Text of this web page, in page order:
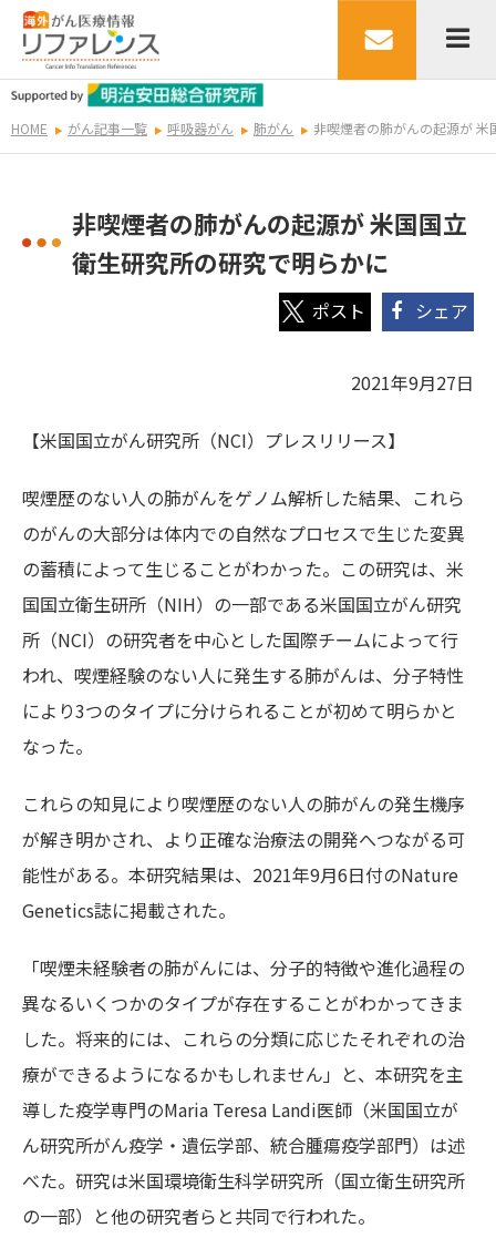
HOME がん記事一覧 呼吸器がん 肺がん 非喫煙者の肺がんの起源が
非喫煙者の肺がんの起源が 米国国立
衛生研究所の研究で明らかに
シェア
2021年9月27日
【米国国立がん研究所（NCI）プレスリリース】
喫煙歴のない人の肺がんをゲノム解析した結果、これら
のがんの大部分は体内での自然なプロセスで生じた変異
の蓄積によって生じることがわかった。この研究は、米
国国立衛生研所（NIH）の一部である米国国立がん研究
所（NCI）の研究者を中心とした国際チームによって行
われ、喫煙経験のない人に発生する肺がんは、 分子特性
により3つのタイプに分けられることが初めて明らかと
なった。
これらの知見により喫煙歴のない人の肺がんの発生機序
が解き明かされ、より正確な治療法の開発へつながる可
能性がある。本研究結果は、2021年9月6日付のNature
Genetics誌に掲載された。
「喫煙未経験者の肺がんには、分子的特徴や進化過程の
異なるいくつかのタイプが存在することがわかってきま
した。将来的には、これらの分類に応じたそれぞれの治
療ができるようになるかもしれません」と、本研究を主
導した疫学専門のMaria Teresa Landi医師（米国国立が
ん研究所がん疫学・遺伝学部、統合腫瘍疫学部門）は述
べた。研究は米国環境衛生科学研究所（国立衛生研究所
の一部）と他の研究者らと共同で行われた。